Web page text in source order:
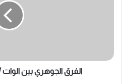
الفرق الجوهري بين الوات W والفولت أمبير VA